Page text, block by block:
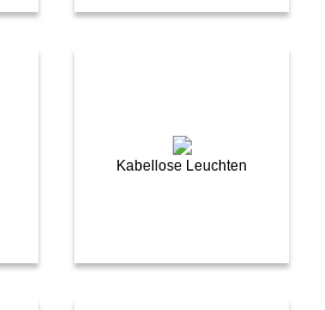
Kabellose Leuchten